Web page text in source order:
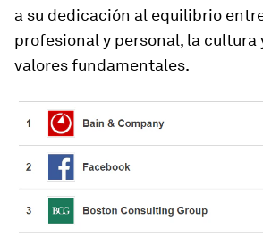
a su dedicación al equilibrio
profesional y personal, la cultura
valores fundamentales.